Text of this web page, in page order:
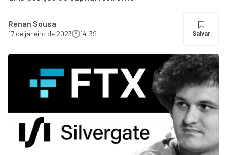
Renan Sousa
17 de janeiro de 2023 14:39 Salvar